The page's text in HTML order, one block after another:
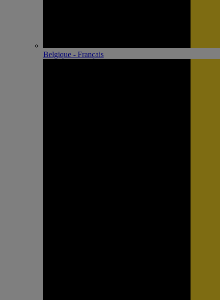
Belgique - Français